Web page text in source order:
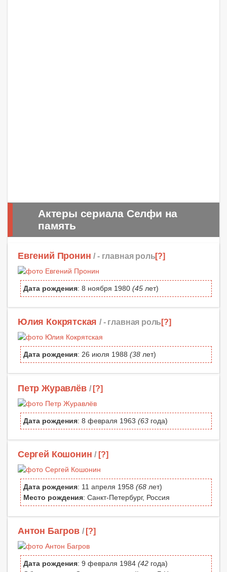
Актеры сериала Селфи на
память
Евгений Пронин / - главная роль[?]
Дата рождения: 8 ноября 1980 (45 лет)
Юлия Кокрятская / - главная роль [?]
Дата рождения: 26 июля 1988 (38 лет)
Петр Журавлёв / [?]
Дата рождения: 8 февраля 1963 (63 года)
Сергей Кошонин / [?]
Дата рождения: 11 апреля 1958 (68 лет)
Место рождения: Санкт-Петербург, Россия
Антон Багров / [?]
Дата рождения: 9 февраля 1984 (42 года)